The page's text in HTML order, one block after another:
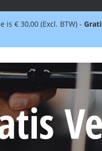
€ 30,00 (Excl. BTW) -